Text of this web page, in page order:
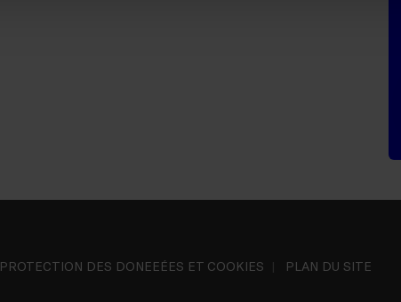
PROTECTION DES DONEEÉES ET COOKIES PLAN DU SITE